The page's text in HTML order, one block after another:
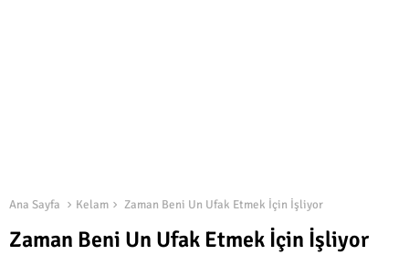
Ana Sayfa Kelam Zaman Beni Un Ufak Etmek İçin İşliyor
Zaman Beni Un Ufak Etmek İçin İşliyor